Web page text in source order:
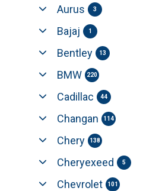
Aurus 3
Bajaj 1
Bentley 13
BMW 220
Cadillac 44
Changan 114
Chery 138
Cheryexeed 5
Chevrolet 101